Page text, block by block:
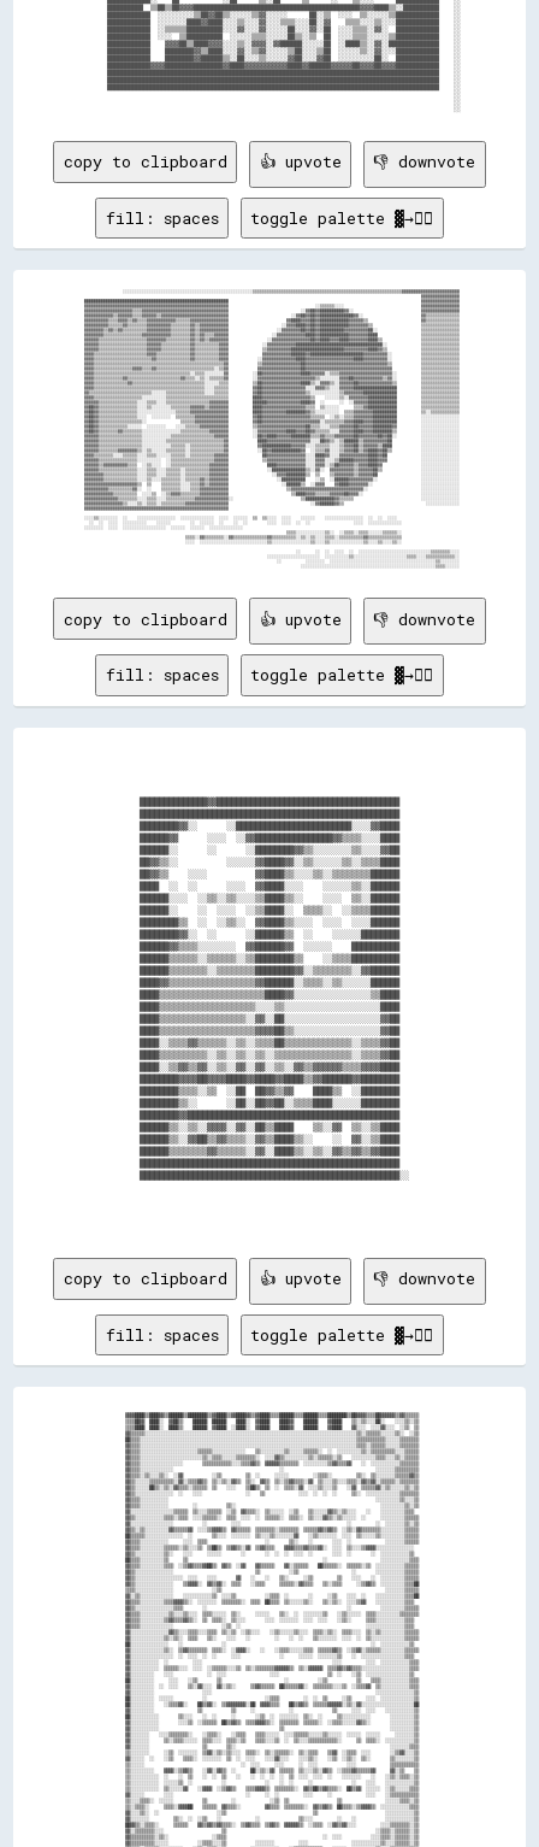
        ██████████  ▒▒██▒▒██▓▓▓▓██████████████████████████████████████████████▓▓▓▓████▒▒░░██████████    ░░
        ████████████  ░░░░░░░░░░▒▒██▓▓██▒▒░░░░░░▒▒▓▓░░░░░░      ██░░▒▒  ░░░░  ▒▒░░░░░░▒▒████████████    ░░
        ████████████  ░░░░░░░░████▓▓████░░░░▒▒░░░░▓▓░░░░▒▒▒▒░░░░██░░▓▓    ▒▒▒▒░░░░▒▒░░░░████████████    ░░
        ████████████  ░░▒▒▒▒▒▒██████████░░░░▓▓░░░░▓▓░░░░░░██░░░░▓▓░░██  ░░░░▒▒▒▒░░▓▓░░  ████████████    ░░
        ████████████  ░░░░  ▒▒██████████  ░░░░░░▒▒▒▒░░░░░░██▒▒░░▒▒  ██  ░░░░▒▒▒▒░░░░░░▒▒████████████    ░░
        ████████████    ▓▓▓▓██▒▒████▓▓▓▓░░░░▒▒░░▓▓▓▓░░▓▓██████░░░░░░██  ░░████▒▒░░▓▓░░██████████████    ░░
        ████████████    ████████▓▓▒▒████░░░░▓▓░░▒▒▓▓░░░░░░▒▒██░░░░▒▒██  ░░░░░░▒▒░░▓▓░░░░████████████    ░░
        ████████████    ████████▓▓██████▒▒░░██░░░░▒▒░░░░░░▓▓██░░░░▓▓██  ░░░░░░░░░░██░░  ████████████    ░░
        ████████████▓▓▓▓████████████████▓▓████▓▓▓▓▓▓▓▓▓▓▓▓████▓▓██████▓▓▓▓▓▓██▓▓▓▓██▓▓▓▓████████████    ░░
        ████████████████████████████████████████████████████████████████████████████████████████████    ░░
        ████████████████████████████████████████████████████████████████████████████████████████████    ░░
        ████████████████████████████████████████████████████████████████████████████████████████████    ░░
                                                                                                        ░░
                                                                                                        ░░
copy to clipboard 👍 upvote 👎 downvote
fill: spaces toggle palette ▓→✊🏽
                  ░░░░░░░░░░░░░░░░░░░░░░░░░░░░░░░░░░░░░░░░░░░░░░░░░░░░░░▒▒▒▒▒▒▒▒▒▒▒▒▒▒▒▒▒▒▒▒▒▒▒▒▒▒▒▒▒▒▒▒▒▒▒▒▒▒▒▒▒▒▒▒▒▒▒▒▒▒▒▒▒▒▒▒▒▒▒▒▒▒▓▓▓▓▓▓▓▓▓▓▓▓▓▓▓▓▓▓▓▓▓▓▓▓
                                                                                                                                              ▓▓▓▓▓▓▓▓▓▓▓▓▓▓▓▓
  ████████████████████████████████████████████████████████████                                                                                ▓▓▓▓▓▓▓▓▓▓▓▓▓▓▓▓
  ▓▓▓▓▓▓▓▓▓▓▓▓▓▓▓▓▓▓▓▓▓▓▓▓▓▓▓▓▓▓▓▓▓▓▓▓▓▓▓▓▓▓▓▓▓▓▓▓▓▓▓▓▓▓▓▓▓▓▓▓                                    ░░▒▒▒▒▒▒░░░░                                ▓▓▓▓▓▓▓▓▓▓▓▓▓▓▓▓
  ▓▓▓▓▓▓▓▓▓▓▓▓▓▓▓▓▓▓▓▓▒▒▒▒▓▓▓▓▓▓▓▓▓▓▓▓▓▓▓▓▓▓▓▓▓▓▓▓▓▓▓▓▓▓▓▓▓▓▓▓                              ░░▓▓██▓▓██████████▓▓░░                            ▓▓▓▓▓▓▓▓▓▓▓▓▓▓▓▓
  ▓▓▓▓▓▓▓▓▓▓▓▓▒▒▓▓▓▓▓▓▒▒▒▒▓▓▓▓▓▓▒▒▓▓▓▓▓▓▓▓▓▓▓▓▓▓▓▓▓▓▓▓▓▓▓▓▓▓▓▓                          ░░▓▓██▓▓██▓▓██████████████▓▓░░                        ▓▓▒▒▒▒▒▒▒▒▒▒▒▒▒▒
  ▓▓▓▓▓▓▓▓▓▓▒▒▒▒▓▓▓▓▒▒▓▓▒▒▒▒▓▓▓▓▓▓▓▓▓▓▓▓▒▒▒▒▒▒▓▓▓▓▓▓▓▓▓▓▓▓▓▓▓▓                        ▓▓████▓▓▓▓██▓▓████████████▓▓▓▓▓▓▒▒                      ▓▓▒▒▒▒▒▒▒▒▒▒▒▒▒▒
  ▓▓▓▓▓▓▓▓▓▓▒▒▒▒▒▒▓▓▒▒▒▒▒▒▒▒▓▓▓▓▓▓▓▓▓▓▒▒▒▒▒▒▒▒▓▓▒▒▓▓▓▓▓▓▓▓▓▓▓▓                      ░░▓▓▓▓████▓▓██▓▓████████████▓▓▓▓▓▓▓▓▒▒                    ▒▒▒▒▒▒▒▒▒▒▒▒▒▒▒▒
  ▓▓▓▓▓▓▓▓▒▒▓▓▒▒▓▓▒▒▒▒▒▒▒▒▒▒▓▓▓▓▓▓▓▓▓▓▒▒▒▒▒▒▒▒▓▓▒▒▓▓▓▓▓▓▓▓▓▓▓▓                    ░░▓▓▓▓▓▓▓▓██▓▓██▓▓██████████▓▓▓▓▓▓▓▓▓▓██░░                  ▒▒▒▒▒▒▒▒▒▒▒▒▒▒▒▒
  ▓▓▓▓▓▓▓▓▒▒▒▒▒▒▒▒▒▒▒▒▒▒▒▒▓▓▓▓▓▓▓▓▓▓▓▓▒▒▒▒▒▒▒▒▓▓▒▒▓▓▒▒▒▒▓▓▓▓▓▓                  ░░▓▓▓▓▓▓▓▓▓▓▓▓████▓▓████████████▓▓▓▓▓▓▓▓████                  ▒▒▒▒▒▒▒▒▒▒▒▒▒▒▒▒
  ▓▓▓▓▓▓▒▒▒▒▒▒▒▒▒▒▒▒▒▒▒▒▒▒▒▒▓▓▓▓▓▓▓▓▒▒▒▒▒▒▒▒▒▒▓▓▒▒▓▓▒▒▓▓▓▓▓▓▓▓                ░░▓▓▓▓▓▓▓▓▓▓▓▓▓▓▓▓██▓▓████▓▓▓▓████▓▓▓▓▓▓▓▓████▒▒                ▒▒▒▒▒▒▒▒▒▒▒▒▒▒▒▒
  ▓▓▓▓▓▓▒▒▒▒▒▒▒▒▒▒▒▒▒▒▒▒▒▒▒▒▓▓▓▓▓▓▒▒▒▒▒▒▒▒▒▒▒▒▓▓▒▒▒▒▒▒▒▒▒▒▓▓▓▓              ░░▓▓▓▓▓▓▓▓▓▓▓▓████████████████████████████████████░░              ▒▒▒▒▒▒▒▒▒▒▒▒▒▒▒▒
  ▓▓▓▓▓▓▒▒▒▒▒▒▒▒▒▒▒▒▒▒▒▒▒▒▒▒▓▓▓▓▓▓▒▒▒▒▒▒▒▒▒▒▒▒▓▓▒▒▒▒▒▒▒▒▒▒▓▓▓▓              ▒▒▓▓▓▓▓▓▓▓▓▓██████████████████████▓▓▓▓▓▓▓▓▓▓████▓▓▒▒              ▒▒▒▒▒▒▒▒▒▒▒▒▒▒▒▒
  ▓▓▓▓▒▒▒▒▒▒▒▒▒▒▒▒▒▒▒▒▒▒▒▒▒▒▓▓▓▓▒▒▒▒▒▒▒▒▒▒▒▒▒▒▓▓▒▒▒▒▒▒▒▒▒▒▓▓▓▓              ▓▓▓▓▓▓▓▓▓▓▓▓██████▓▓██████████████████████▓▓▓▓▓▓▓▓▓▓░░            ▒▒▒▒▒▒▒▒▒▒▒▒▒▒▒▒
  ▓▓▓▓▒▒▒▒▒▒▒▒▒▒▒▒▒▒▒▒▒▒▒▒▒▒▒▒▓▓▒▒▒▒▒▒▒▒▒▒▒▒▒▒▓▓▒▒▒▒▒▒▒▒▒▒▓▓▓▓            ░░▓▓▓▓▓▓▓▓▓▓▓▓▓▓████▓▓▓▓▓▓▓▓▓▓▓▓▓▓▓▓▓▓▓▓████▓▓▓▓▓▓▓▓▓▓░░            ▒▒▒▒▒▒▒▒▒▒▒▒▒▒▒▒
  ▓▓▓▓▒▒▒▒▒▒▒▒▒▒▒▒▒▒▒▒▒▒▒▒▒▒▒▒▒▒▒▒▒▒▒▒▒▒▒▒▒▒▒▒▒▒▒▒▒▒▒▒▒▒▒▒▒▒▓▓            ▒▒▓▓▓▓▓▓▓▓▓▓▓▓▓▓▓▓██▓▓▓▓▓▓▓▓▓▓▓▓▓▓▓▓▓▓▓▓▓▓▓▓▓▓▓▓▓▓▓▓▓▓▒▒            ▒▒▒▒▒▒▒▒▒▒▒▒▒▒▒▒
  ▓▓▓▓▒▒▒▒▒▒▒▒▒▒▒▒▒▒▒▒▓▓▓▓▒▒▒▒▓▓▒▒▒▒▒▒▒▒▒▒▒▒▒▒▒▒▒▒▒▒▒▒▒▒░░▒▒▓▓            ▓▓▓▓▓▓▓▓▓▓▓▓▓▓▓▓▓▓██▓▓▓▓▓▓▓▓▓▓▓▓▓▓▓▓▓▓▓▓▓▓▓▓▓▓▓▓▓▓▓▓▓▓▓▓            ▒▒▒▒▒▒▒▒▒▒▒▒▒▒▒▒
  ▓▓▓▓▒▒▒▒▒▒▒▒▒▒▒▒▒▒▒▒▒▒▒▒▒▒▒▒▒▒▒▒▒▒▒▒▒▒▒▒▒▒▒▒░░▒▒▒▒░░░░░░░░▓▓          ░░██▓▓▓▓▓▓▓▓▓▓▓▓▓▓▓▓████▓▓▓▓▓▓░░▒▒▒▒▓▓▓▓▓▓▓▓▓▓▓▓▓▓▓▓▓▓▓▓▓▓░░          ▒▒▒▒▒▒▒▒▒▒▒▒▒▒▒▒
  ▓▓▓▓▒▒▒▒▒▒▒▒▒▒▒▒▓▓▒▒▒▒▒▒▒▒▒▒▒▒▒▒▒▒▒▒▒▒▒▒▓▓▒▒▒▒░░▒▒░░▒▒▒▒▒▒▓▓          ░░▓▓▓▓▓▓▓▓▓▓▓▓▓▓▓▓▓▓▓▓▓▓▓▓▒▒░░░░░░░░▓▓▓▓██▓▓▓▓▓▓▓▓▓▓▓▓▒▒▓▓░░          ▒▒▒▒▒▒▒▒▒▒▒▒▒▒▒▒
  ▓▓▓▓▒▒▒▒▒▒▒▒▒▒▒▒▒▒▓▓▒▒▒▒▒▒▒▒▒▒▒▒▒▒▒▒▒▒▒▒▒▒▒▒▒▒▒▒▒▒░░░░░░▒▒▒▒          ▒▒██▓▓▓▓▓▓▓▓▓▓▓▓▓▓▓▓████▒▒░░▓▓▓▓▒▒░░▓▓▓▓▓▓██▓▓▓▓▓▓▓▓▓▓▓▓▓▓▒▒          ▒▒▒▒▒▒▒▒▒▒▒▒▒▒▒▒
  ▓▓▓▓▒▒▒▒▒▒▒▒▒▒▒▒▒▒▒▒▒▒▒▒▒▒▒▒▒▒▒▒▒▒▒▒▒▒▒▒▒▒▒▒▒▒▒▒▒▒░░░░▒▒▒▒▒▒          ▓▓██▓▓▓▓▓▓▓▓▓▓▓▓▓▓▓▓▓▓░░░░▓▓▓▓▒▒░░░░▓▓▓▓▓▓██████████████████          ▒▒▒▒▒▒▒▒▒▒▒▒▒▒▒▒
  ▓▓▒▒▒▒▒▒▒▒▒▒▒▒▒▒▒▒▒▒▒▒▒▒▒▒▒▒░░░░░░▒▒▒▒▒▒▒▒▒▒▒▒▒▒▒▒░░░░▒▒▒▒▒▒          ▓▓██▓▓▓▓▓▓▓▓▓▓▓▓▓▓▓▓▓▓▒▒░░░░░░░░░░░░▒▒▓▓▓▓▓▓▓▓██████████████          ▒▒▒▒▒▒▒▒▒▒▒▒▒▒▒▒
  ▓▓▓▓▒▒▒▒▒▒▒▒▒▒▒▒▒▒▒▒▒▒▒▒░░░░░░░░░░▒▒▒▒▒▒▒▒▒▒▒▒▒▒▒▒▒▒▒▒▒▒▒▒▒▒          ████▓▓▓▓▓▓▓▓▓▓▓▓▓▓▓▓▓▓▓▓▒▒    ░░░░░░▒▒░░▓▓▓▓▓▓▓▓████████████          ▒▒▒▒▒▒▒▒▒▒▒▒▒▒▒▒
  ▓▓▓▓▓▓▒▒▒▒▒▒▒▒▒▒▒▒▒▒▒▒░░░░▒▒▒▒░░░░▒▒▒▒▒▒▒▒▒▒▒▒▒▒▒▒▒▒▓▓▓▓▓▓▓▓          ██████▓▓▓▓▓▓▓▓▓▓▓▓▓▓████▓▓  ░░      ░░  ░░▓▓▓▓▓▓████████████          ▒▒▒▒▒▒▒▒▒▒▒▒▒▒▒▒
  ▓▓██▓▓▒▒▒▒▒▒▒▒▒▒▒▒▒▒▒▒░░░░▒▒░░░░░░░░▒▒▒▒▒▒▒▒▓▓▓▓▓▓▒▒▓▓▓▓▓▓▓▓          ████▓▓▓▓▓▓▓▓▓▓▓▓▓▓▓▓▓▓▒▒▒▒  ▒▒░░░░░░      ▒▒▒▒▓▓████████████          ▒▒▒▒▒▒▒▒▒▒▒▒▒▒▒▒
  ▓▓██▓▓▒▒▒▒▒▒▒▒▒▒▒▒▒▒▒▒░░░░░░░░░░░░░░░░▒▒▒▒▒▒▓▓▓▓▓▓▓▓▓▓▓▓▓▓▓▓          ████▓▓▓▓▓▓▓▓▓▓████████▓▓▒▒░░░░░░░░░░  ▒▒▒▒▓▓▓▓▓▓▓▓██████████          ▒▒░░▒▒▒▒▒▒▒▒▒▒▒▒
  ▓▓██▓▓▒▒▒▒▒▒▒▒▒▒▒▒▒▒▒▒░░░░  ░░░░░░░░  ▒▒▒▒▒▒▒▒▓▓▓▓▓▓▓▓▓▓▓▓▓▓          ▓▓██▓▓▓▓▓▓▓▓▓▓▓▓▓▓▓▓▓▓▓▓▒▒▒▒▒▒  ░░▒▒░░▒▒▒▒▓▓▓▓▓▓▓▓██████████          ░░░░░░░░░░░░░░░░
  ▓▓██▓▓▒▒▒▒▒▒▒▒▒▒▒▒▒▒▒▒▒▒░░              ▒▒▒▒▒▒▓▓▓▓▓▓▓▓▓▓▓▓▓▓          ▓▓██▓▓▓▓▓▓▓▓▓▓▓▓▓▓▓▓▓▓▓▓▓▓▓▓░░▒▒▒▒▒▒▒▒▓▓▓▓████▓▓▓▓██████████          ░░░░░░░░░░░░░░░░
  ▓▓██▓▓▒▒▒▒▒▒▒▒▒▒▒▒░░░░░░  ░░░░░░░░    ░░░░▒▒▒▒▒▒▓▓▓▓▓▓▓▓▓▓▓▓          ▒▒▓▓▓▓▓▓▓▓▓▓▓▓▓▓▓▓▓▓▓▓██▒▒▒▒░░░░▒▒▒▒▓▓▓▓▓▓██▓▓▓▓▓▓████████▓▓          ░░░░░░░░░░░░░░░░
  ▓▓██▓▓▒▒▒▒▒▒▒▒▓▓▒▒▒▒▒▒▒▒░░░░░░░░░░░░░░░░▒▒▒▒▒▒▒▒▒▒▒▒▓▓▓▓▓▓▓▓          ░░▓▓▓▓▓▓▓▓▓▓▓▓████▓▓▓▓██▓▓▒▒▒▒▒▒░░░░▓▓▓▓▓▓████▓▓▓▓████████▒▒          ░░░░░░░░░░░░░░░░
  ▓▓▓▓▓▓▒▒▒▒▒▒▒▒▒▒▒▒▒▒▒▒▒▒░░░░░░░░░░░░▒▒▒▒▒▒▒▒▒▒▒▒▒▒▒▒▒▒▓▓▓▓▓▓          ░░██▓▓████▓▓▓▓▓▓████████▒▒▒▒▓▓▒▒▒▒▓▓▓▓▓▓▓▓██▓▓▓▓▓▓▓▓██▓▓██░░          ░░░░░░░░░░░░░░░░
  ▓▓▓▓▓▓▒▒▒▒▒▒▒▒▒▒▒▒▒▒▒▒▒▒░░░░░░░░░░▒▒▒▒▒▒▒▒▒▒▒▒▒▒▒▒▒▒▒▒▒▒▒▒▓▓            ████▓▓▓▓▓▓▓▓▓▓▓▓▓▓▓▓▓▓░░░░██▓▓▒▒░░▒▒██████▒▒▓▓▓▓▓▓▓▓▓▓██            ░░░░░░░░░░░░░░░░
  ▓▓▓▓▓▓▒▒▒▒▒▒▒▒▒▒▒▒▒▒▒▒▒▒░░░░░░░░░░░░▒▒▒▒▒▒░░▒▒▒▒▒▒▒▒▒▒▒▒▒▒▓▓            ▓▓████████████▓▓▓▓▓▓░░░░▒▒▒▒▒▒░░░░▒▒▓▓▓▓██▒▒▓▓▓▓▓▓▒▒████            ░░░░░░░░░░░░░░░░
  ▓▓▓▓▓▓▒▒▒▒▒▒▒▒▓▓▓▓▓▓▓▓▒▒░░▒▒░░░░░░▒▒▒▒▒▒▒▒░░▒▒▒▒▒▒▒▒▒▒▒▒▒▒▓▓            ░░██▓▓████████████▓▓  ░░▒▒▒▒▓▓░░░░▒▒▓▓▓▓██▒▒▓▓████▓▓██▒▒            ░░░░░░░░░░░░░░░░
  ▓▓▓▓▒▒▒▒▒▒▒▒░░░░▒▒▒▒▒▒░░░░▒▒▒▒░░░░░░▒▒▒▒▒▒░░▒▒▒▒▒▒▒▒▒▒▓▓▓▓▓▓              ██▓▓▓▓▓▓▓▓▓▓▓▓▓▓▓▓░░░░████▓▓░░░░▓▓▓▓▓▓▓▓▓▓▓▓████▓▓██              ░░░░░░░░░░░░░░░░
  ▓▓▓▓▓▓▒▒▒▒▒▒▒▒▒▒▒▒▒▒▒▒░░░░░░░░░░  ░░▒▒▒▒▒▒▒▒▒▒▒▒▒▒▒▒▒▒▓▓▓▓▓▓              ▒▒▓▓▓▓▓▓▓▓▓▓▓▓▓▓▓▓░░░░▓▓▓▓░░░░▒▒██████▓▓▓▓▓▓████▓▓▓▓              ░░░░░░░░░░░░░░░░
  ▓▓▓▓▓▓▒▒▓▓▓▓▓▓▓▓▓▓▒▒▒▒  ░░▒▒░░░░  ░░▒▒▒▒▒▒▒▒▒▒▒▒▒▒▒▒▓▓▓▓▓▓▓▓                ████▓▓▓▓▓▓▓▓▓▓▓▓░░░░▓▓▓▓░░▒▒██▓▓▓▓▓▓▒▒▓▓▓▓████▓▓                ░░░░░░░░░░░░░░░░
  ▓▓▓▓▓▓▒▒▒▒▒▒▒▒▒▒▒▒▒▒▒▒░░░░▒▒▒▒░░░░▒▒▒▒▒▒░░▒▒▒▒▒▒▒▒▒▒▓▓▓▓▓▓▓▓                ░░██████████████▒▒░░▓▓░░  ▓▓▓▓▓▓▓▓▓▓▒▒▓▓▓▓▓▓██▒▒                ░░░░░░░░░░░░░░░░
  ▓▓▓▓▓▓▓▓▒▒▒▒▒▒▒▒▒▒▒▒▒▒░░░░▒▒▒▒░░░░▒▒▒▒▒▒░░▒▒▒▒▒▒▒▒▒▒▓▓▓▓▓▓▓▓                  ░░▓▓▓▓████████▒▒  ▒▒    ▒▒▓▓▓▓▓▓▓▓▒▒▓▓▓▓▓▓██                  ░░░░░░░░░░░░░░░░
  ▓▓▓▓▓▓▓▓▒▒▒▒▒▒▒▒▒▒▒▒▒▒░░░░▒▒░░░░▒▒▒▒▒▒▒▒░░▒▒▒▒▒▒▓▓▒▒▓▓▓▓▓▓▓▓                    ░░██████████    ░░▒▒  ░░██████▓▓▓▓▓▓▓▓▓▓░░                  ░░░░░░░░░░░░░░░░
  ▓▓▓▓▓▓▓▓▓▓▓▓▓▓▓▓▓▓▓▓▓▓▒▒  ▒▒    ▒▒▒▒▒▒▒▒░░░░▒▒▒▒▓▓▒▒▓▓▓▓▓▓▓▓                      ░░██████▒▒  ░░▓▓▓▓    ▓▓████▓▓▓▓▓▓▓▓░░                    ░░░░░░░░░░░░░░░░
  ▓▓▓▓▓▓▓▓▓▓▒▒▒▒▒▒▒▒▒▒▓▓░░  ░░    ▒▒▒▒▒▒▒▒░░░░▒▒▒▒▓▓▓▓▓▓▓▓▓▓▓▓                        ▒▒▓▓▓▓▓▓▓▓▓▓▓▓▓▓▓▓▓▓▓▓▓▓▓▓▓▓▓▓▓▓░░                      ░░░░░░░░░░░░░░░░
  ▓▓▓▓▓▓▓▓▓▓▓▓▒▒▒▒▒▒▒▒▒▒  ░░░░▒▒  ░░▒▒▓▓▓▓▒▒▒▒▒▒▒▒▓▓▓▓▓▓▓▓▓▓▓▓                          ▒▒████▓▓▓▓▒▒▒▒▒▒▓▓▓▓▓▓██▓▓▓▓░░                        ░░░░░░░░░░░░░░░░
  ▓▓▓▓▓▓▓▓▓▓▓▓▓▓▒▒▒▒▒▒▒▒░░░░▒▒▒▒░░░░▒▒▒▒▒▒▒▒▒▒▒▒▓▓▓▓▓▓▓▓▓▓▓▓▓▓░░                            ▒▒████████████▓▓▒▒▒▒▒▒                            ░░░░░░░░░░░░░░░░
  ▓▓▓▓▓▓▓▓▓▓▓▓▓▓▓▓▒▒░░░░▒▒░░▒▒▒▒░░▒▒▒▒▒▒▒▒▒▒▓▓▓▓▓▓▓▓▓▓▓▓▓▓▓▓▓▓                                  ░░▓▓██████▓▓▒▒                                  ░░░░░░░░░░░░░░
  ▓▓▓▓▓▓▓▓▓▓▓▓▓▓▓▓▓▓▓▓▓▓▓▓▓▓▓▓▓▓▓▓▓▓▓▓▓▓▓▓▓▓▓▓▓▓▓▓▓▓▓▓▓▓▓▓▓▓▓▓
                                            ▒▒▒▒░░▓▓▒▒▒▒▒▒▒▒░░▓▓▒▒▒▒▒▒▒▒▒▒▒▒▒▒▓▓▒▒▒▒▒▒▒▒▒▒░░▒▒░░▒▒░░░░▒▒▒▒░░▒▒▒▒▒▒▒▒▒▒▓▓▒▒▒▒▒▒▒▒▒▒▒▒▒▒
copy to clipboard 👍 upvote 👎 downvote
fill: spaces toggle palette ▓→✊🏽
        ██████████████▓▓██████████████████████████████████████
        ██████████████████████████████████████████████████████
        ████████▓▓░░      ░░████████████████████████░░░░▓▓████
        ██████▓▓      ░░░░  ░░▓▓████████████████▓▓▒▒▒▒░░░░████
        ██████░░      ░░      ░░████████▓▓▒▒░░░░░░░░▒▒░░░░▓▓██
        ██▓▓▒▒░░          ░░░░░░▓▓████▓▓░░▒▒░░░░░░▒▒░░▒▒▒▒████
        ██▓▓▒▒    ░░░░          ▓▓████▒▒░░░░▒▒░░▒▒▒▒▒▒▒▒██████
        ████  ░░  ░░      ░░░░  ▓▓████░░░░    ░░░░░░▒▒░░██████
        ██████░░░░  ░░▒▒░░▒▒░░░░▒▒████▒▒░░    ░░░░  ▒▒░░██████
        ██████░░    ░░  ░░░░  ░░▒▒████░░  ▒▒▒▒░░  ░░▒▒▒▒██████
        ████████▒▒  ░░  ░░▒▒░░  ▓▓████▒▒░░░░  ░░░░  ░░░░██████
        ████████▓▓░░  ░░      ░░██████▒▒  ░░    ░░░░░░████████
        ██████▓▓▒▒▒▒░░░░░░░░  ▓▓██████▓▓  ░░░░░░    ██████████
        ██████▒▒▒▒▒▒░░▒▒▒▒▒▒░░▒▒████████▒▒    ░░▒▒▒▒██████████
        ██████▒▒▒▒▒▒▒▒░░▒▒▒▒▒▒▒▒████████▓▓░░▒▒▒▒▒▒▒▒░░▓▓██████
        ████▓▓▒▒▒▒▒▒▒▒▒▒▒▒▒▒▒▒▒▒▓▓██████░░▒▒▒▒░░▒▒░░░░░░██████
        ████▒▒▒▒▒▒▒▒▒▒▒▒▒▒▒▒▒▒▒▒▒▒████▓▓░░░░░░░░░░░░░░░░▒▒████
        ████▒▒▒▒▒▒▒▒▒▒▒▒▒▒▒▒▒▒▒▒░░░░▒▒░░░░░░░░░░░░░░░░░░░░████
        ████▒▒▒▒▒▒▒▒▒▒▒▒▒▒▒▒▒▒░░▓▓░░██░░░░░░░░░░░░░░░░░░░░▓▓██
        ████▒▒▒▒▒▒▒▒▒▒▒▒▒▒▒▒▒▒▒▒▓▓▓▓██▒▒░░░░░░░░░░░░░░░░░░▓▓██
        ████░░▒▒▒▒▓▓▒▒▒▒▒▒░░▒▒░░▒▒▒▒██▒▒▒▒▒▒▒▒▒▒▒▒▒▒░░▒▒▒▒▓▓██
        ████▒▒▒▒▒▒▒▒▒▒░░▒▒░░▒▒░░▒▒░░▒▒▒▒▒▒▒▒▒▒▒▒▒▒▒▒░░▒▒▒▒▓▓██
        ████░░▒▒▓▓▒▒▓▓░░▒▒░░▓▓░░▓▓░░▒▒░░▓▓▒▒▓▓▓▓▓▓▒▒▒▒▓▓▓▓████
        ████████▓▓▓▓██▓▓▓▓████▓▓████▓▓████▒▒▓▓██████▓▓████████
        ████████▒▒▒▒░░▒▒  ░░██  ██▓▓▒▒▓▓    ████▒▒  ░░████████
        ████████▒▒░░      ░░██░░██▓▓██░░▒▒▒▒████░░░░░░████████
        ████████▓▓████████████████████████████████████████████
        ██████▒▒░░▒▒░░▓▓▓▓░░▓▓░░██▒▒████    ▒▒░░▓▓  ▒▒░░▒▒████
        ██████▒▒░░▓▓██▒▒▓▓▒▒▒▒░░▓▓▒▒████▒▒░░    ░░  ▓▓░░▒▒████
        ██████▒▒▒▒▒▒▒▒▓▓▒▒▒▒▒▒░░▓▓░░████▒▒░░▒▒░░▓▓▒▒▓▓▒▒▓▓████
        ██████████████████████████████████████████████████████
        ██████████████████████████████████████████████████████░░
copy to clipboard 👍 upvote 👎 downvote
fill: spaces toggle palette ▓→✊🏽